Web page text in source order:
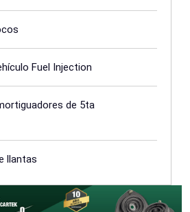
Fuel Injection
de 5ta
llantas